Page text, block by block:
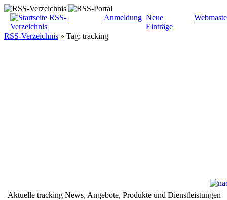
Anmeldung Neue
Einträge
RSS-Verzeichnis » Tag: tracking
Aktuelle tracking News, Angebote, Produkte und Dienstleistungen